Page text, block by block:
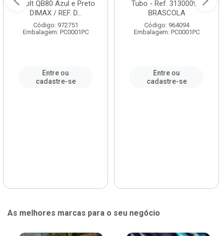
Bivolt QB80 Azul e Preto
DIMAX / REF. D...
Código: 972751
Embalagem: PC0001PC
Entre ou
cadastre-se
Tubo - Ref. 3130009 -
BRASCOLA
Código: 964094
Embalagem: PC0001PC
Entre ou
cadastre-se
As melhores marcas para o seu negócio